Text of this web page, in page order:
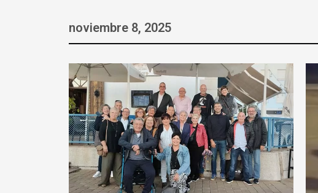
noviembre 8, 2025